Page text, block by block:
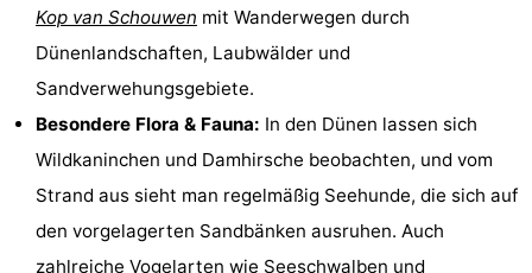
tun
Museen
Denkmäler
Mühlen
Aussichtspunkte
Attraktionen
Kop van Schouwen mit Wanderwegen durch
Dünenlandschaften, Laubwälder und
Sandverwehungsgebiete.
Besondere Flora & Fauna: In den Dünen lassen sich
Wildkaninchen und Damhirsche beobachten, und vom
Strand aus sieht man regelmäßig Seehunde, die sich auf
den vorgelagerten Sandbänken ausruhen. Auch
zahlreiche Vogelarten wie Seeschwalben und